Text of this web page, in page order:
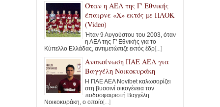
Όταν η ΑΕΛ της Γ' Εθνικής
έπαιρνε «Χ» εκτός με ΠΑΟΚ
(Video)
Ήταν 9 Αυγούστου του 2003, όταν
η ΑΕΛ της Γ' Εθνικής για το
Κύπελλο Ελλάδας, αντιμετώπιζε εκτός έδρ[...]
Ανακοίνωση ΠΑΕ ΑΕΛ για
Βαγγέλη Νοικοκυράκη
Η ΠΑΕ ΑΕΛ Novibet καλωσορίζει
στη βυσσινί οικογένεια τον
ποδοσφαιριστή Βαγγέλη
Νοικοκυράκη, ο οποίο[...]